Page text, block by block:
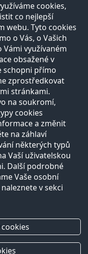
cookies,
co nejlepší
webu. Tyto cookies
o Vás, o Vašich
využívaném
obsažené v
schopni přímo
zprostředkovat
stránkami.
na soukromí,
cookies
a změnit
na záhlaví
některých typů
Vaší uživatelskou
Další podrobné
Vaše osobní
v sekci